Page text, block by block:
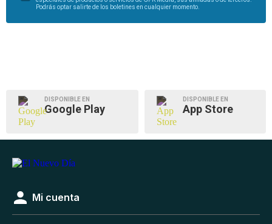
Podrás optar salirte de los boletines en cualquier momento.
DISPONIBLE EN
Google Play
DISPONIBLE EN
App Store
Mi cuenta